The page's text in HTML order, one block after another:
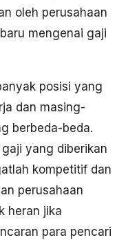
oleh perusahaan
mengenai gaji
posisi yang
dan masing-
berbeda-beda.
yang diberikan
kompetitif dan
perusahaan
heran jika
para pencari